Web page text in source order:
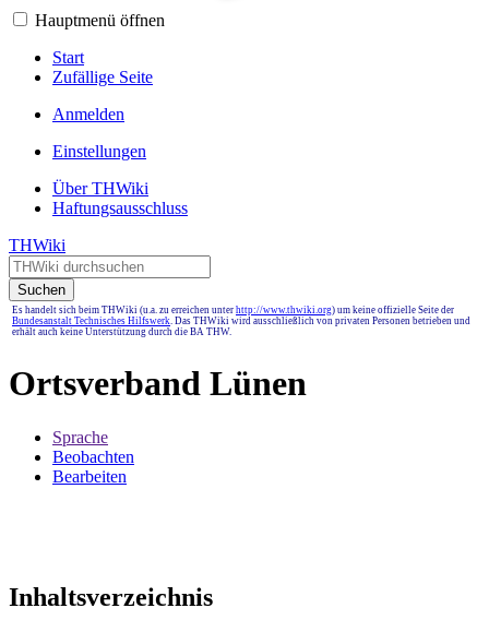
Hauptmenü öffnen
Start
Zufällige Seite
Anmelden
Einstellungen
Über THWiki
Haftungsausschluss
THWiki
Suchen
Es handelt sich beim THWiki (u.a. zu erreichen unter http://www.thwiki.org) um keine offizielle Seite der
Bundesanstalt Technisches Hilfswerk. Das THWiki wird ausschließlich von privaten Personen betrieben und
erhält auch keine Unterstützung durch die BA THW.
Ortsverband Lünen
Sprache
Beobachten
Bearbeiten
Inhaltsverzeichnis